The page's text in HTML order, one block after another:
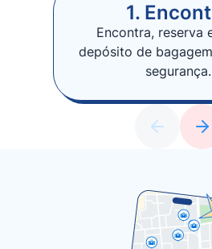
1.
Encontra, reserva
depósito de
segurança.